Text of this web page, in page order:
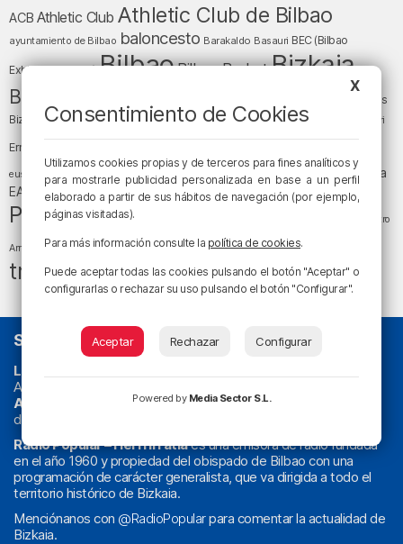
ACB Athletic Club Athletic Club de Bilbao
ayuntamiento de Bilbao baloncesto Barakaldo Basauri BEC (Bilbao
Exhibition Center) BilbaoBilbao BasketBizkaia
Bizkaia y sus comarcas cultura
Cáritas
Bizkaia
Deusto Diócesis de Bilbao Egunon Bizkaia el tiempo Enkarterri
Ernesto Valverde Euskadi (País Vasco)
euskera fútbol Gobierno vasco juanma jubera LaLiga LaLiga
EA Sports Liga Endesa música noticias Osakidetza planes
Política religión San Mamés Teatro
Arriaga tiempotiempo atmosféricotráfico
tráfico en Bizkaia
SOBRE NOSOTROS
La radio sin cadenas
Actualidad y
Athletic
‘La Emoción del Bacalao’, noticias de sucesos,
deportes, sociedad, cultura, política, religión y obra social.
Radio Popular – Herri Irratiaes una emisora de radio fundada
en el año 1960 y propiedad del obispado de Bilbao con una
programación de carácter generalista, que va dirigida a todo el
territorio histórico de Bizkaia.
Menciónanos con @RadioPopularpara comentar la actualidad de
Bizkaia.
X
Consentimiento de Cookies
Utilizamos cookies propias y de terceros para fines analíticos y
para mostrarle publicidad personalizada en base a un perfil
elaborado a partir de sus hábitos de navegación (por ejemplo,
páginas visitadas).
Para más información consulte la política de cookies.
Puede aceptar todas las cookies pulsando el botón "Aceptar" o
configurarlas o rechazar su uso pulsando el botón "Configurar".
Aceptar Rechazar Configurar
Powered by Media Sector S.L.